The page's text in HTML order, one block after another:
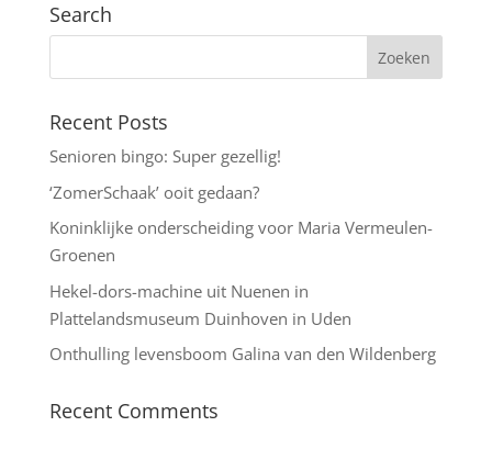
Search
Recent Posts
Senioren bingo: Super gezellig!
‘ZomerSchaak’ ooit gedaan?
Koninklijke onderscheiding voor Maria Vermeulen-
Groenen
Hekel-dors-machine uit Nuenen in
Plattelandsmuseum Duinhoven in Uden
Onthulling levensboom Galina van den Wildenberg
Recent Comments